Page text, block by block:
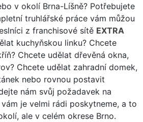
v okolí Brna-Líšně? Potřebujete
truhlářské práce vám můžou
z franchisové sítě EXTRA
kuchyňskou linku? Chcete
Chcete udělat dřevěná okna,
Chcete udělat zahradní domek,
nebo rovnou postavit
nám svůj požadavek na
je velmi rádi poskytneme, a to
ale v celém okrese Brno.